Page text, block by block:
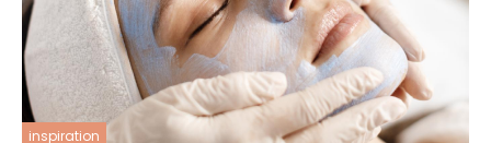
inspiration